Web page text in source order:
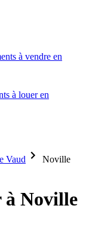
à vendre en
à louer en
Vaud
Noville
à Noville